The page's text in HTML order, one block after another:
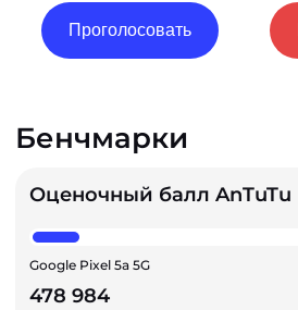
Проголосовать
Бенчмарки
Оценочный балл AnTuTu
Google Pixel 5a 5G
478 984